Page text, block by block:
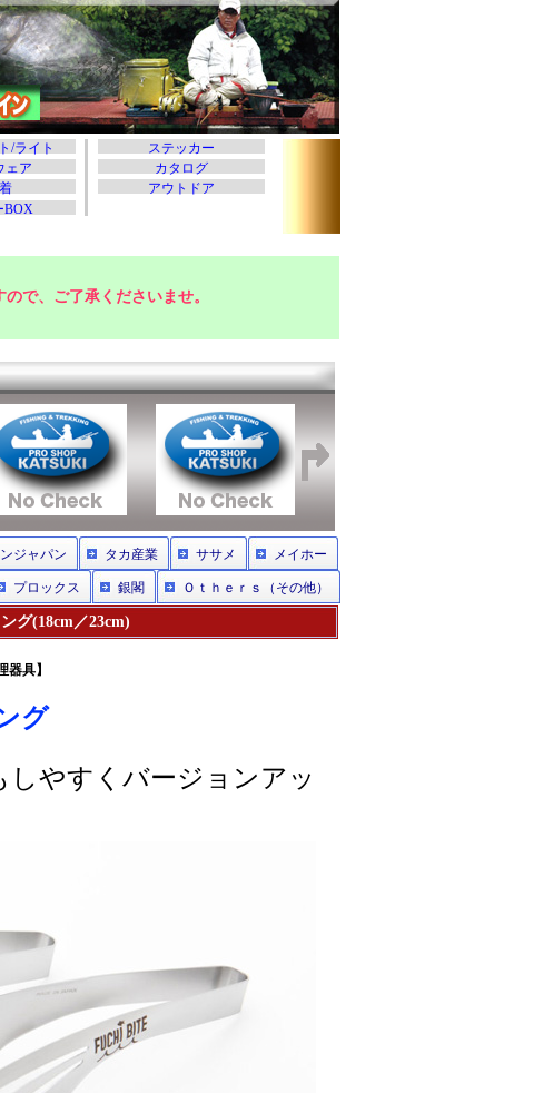
で、ご了承くださいませ。
ジャパン タカ産業 ササメ メイホー
プロックス 銀閣 Ｏｔｈｅｒｓ（その他）
グ(18cm／23cm)
具】
グ
しやすくバージョンアッ